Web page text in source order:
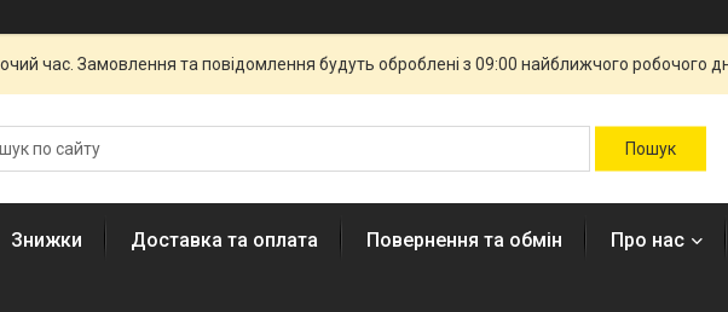
час. Замовлення та повідомлення будуть оброблені з 09:00 найближчого робочого
Знижки Доставка та оплата Повернення та обмін Про нас